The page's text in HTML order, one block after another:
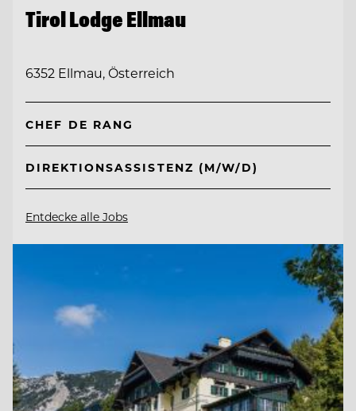
Tirol Lodge Ellmau
6352 Ellmau, Österreich
CHEF DE RANG
DIREKTIONSASSISTENZ (M/W/D)
Entdecke alle Jobs